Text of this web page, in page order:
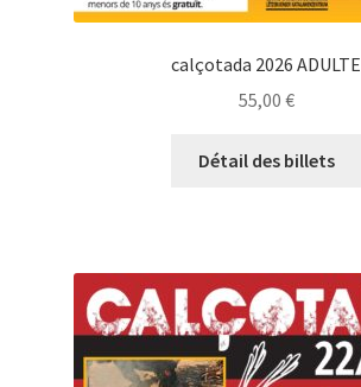
calçotada 2026 ADULTE
55,00 €
Détail des billets